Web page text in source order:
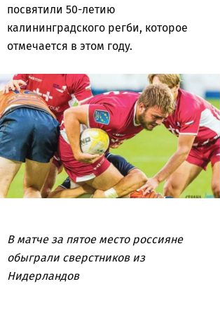
посвятили 50-летию
калининградского регби, которое
отмечается в этом году.
В матче за пятое место россияне
обыграли сверстников из
Нидерландов